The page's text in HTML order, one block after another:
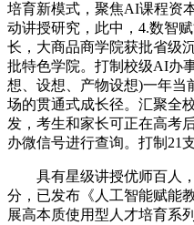
培育新模式，聚焦AI课程资
动讲授研究，此中，4.数智
长，大商品商学院获批省级
批特色学院。打制校级AI办
想、设想、产物设想)一年当
场的贯通式成长径。汇聚全
发，考生和家长可正在高考
办微信号进行查询。打制21
具有星级讲授优师百人，
分，已发布《人工智能赋能
展高本质使用型人才培育系